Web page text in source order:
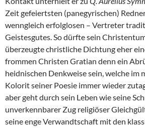
Zeit gefeiertsten (panegyrischen)
wenngleich erfolglosen – Vertreter
Geistesgutes. So dürfte sein
überzeugte christliche Dichtung eher
frommen Christen Gratian denn ein
heidnischen Denkweise sein, welche im
Kolorit seiner Poesie immer wieder
aber geht durch sein Leben wie seine
unverkennbarer Zug religiöser
seine enge Verwandtschaft mit den